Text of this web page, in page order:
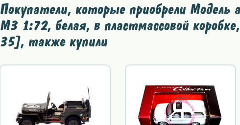
Покупатели, которые приобрели Модель
M3 1:72, белая, в пластмассовой
35], также купили